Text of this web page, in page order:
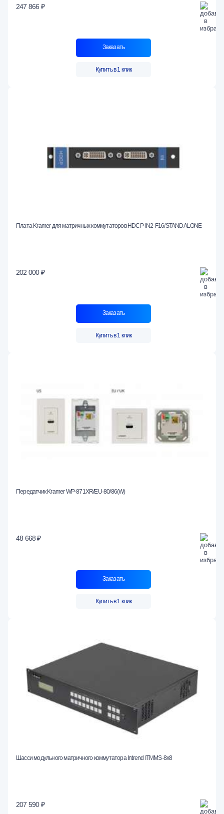
247 866 ₽
Заказать
Купить в 1 клик
Плата Kramer для матричных коммутаторов HDCP-IN2-F16/STANDALONE
202 000 ₽
Заказать
Купить в 1 клик
Передатчик Kramer WP-871XR/EU-80/86(W)
48 668 ₽
Заказать
Купить в 1 клик
Шасси модульного матричного коммутатора Intrend ITMMS-8x8
207 590 ₽